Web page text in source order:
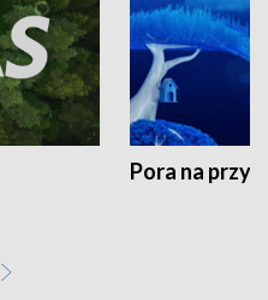
Pora na